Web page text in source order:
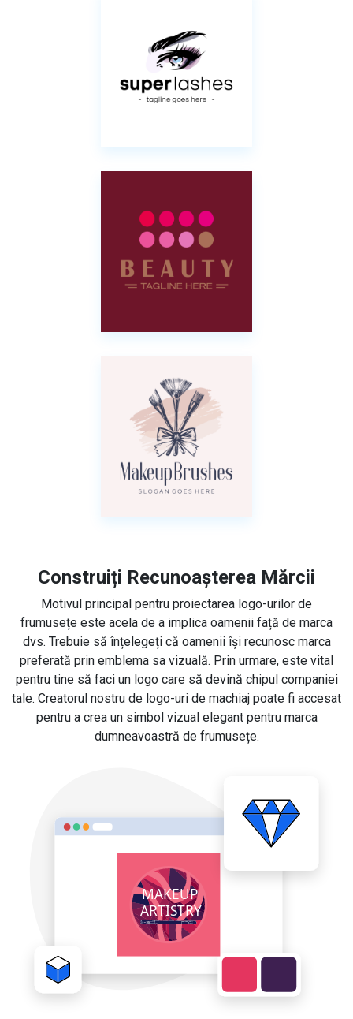
Construiți Recunoașterea Mărcii
Motivul principal pentru proiectarea logo-urilor de
frumusețe este acela de a implica oamenii față de marca
dvs. Trebuie să înțelegeți că oamenii își recunosc marca
preferată prin emblema sa vizuală. Prin urmare, este vital
pentru tine să faci un logo care să devină chipul companiei
tale. Creatorul nostru de logo-uri de machiaj poate fi accesat
pentru a crea un simbol vizual elegant pentru marca
dumneavoastră de frumusețe.